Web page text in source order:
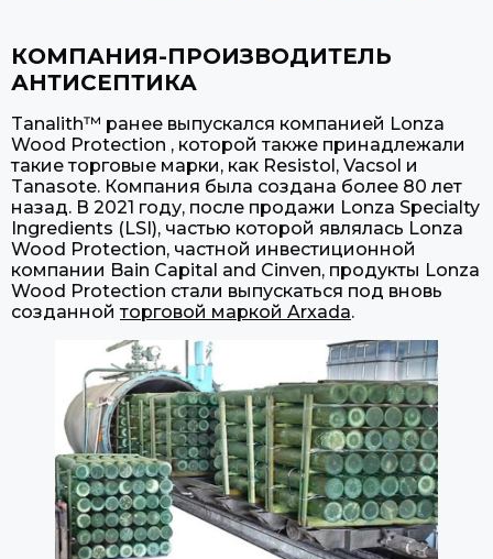
КОМПАНИЯ-ПРОИЗВОДИТЕЛЬ
АНТИСЕПТИКА
Tanalith™ ранее выпускался компанией Lonza
Wood Protection , которой также принадлежали
такие торговые марки, как Resistol, Vacsol и
Tanasote. Компания была создана более 80 лет
назад. В 2021 году, после продажи Lonza Specialty
Ingredients (LSI), частью которой являлась Lonza
Wood Protection, частной инвестиционной
компании Bain Capital and Cinven, продукты Lonza
Wood Protection стали выпускаться под вновь
созданнойторговой маркой Arxada.